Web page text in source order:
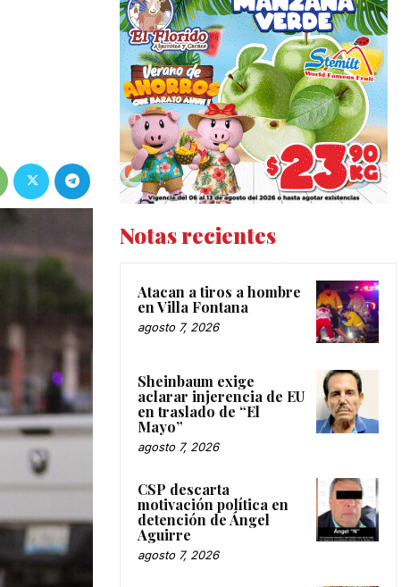
Notas recientes
Atacan a tiros a hombre
en Villa Fontana
agosto 7, 2026
Sheinbaum exige
aclarar injerencia de EU
en traslado de “El
Mayo”
agosto 7, 2026
CSP descarta
motivación política en
detención de Ángel
Aguirre
agosto 7, 2026